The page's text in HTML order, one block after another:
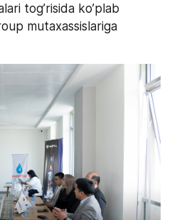
tog’risida ko’plab
mutaxassislariga